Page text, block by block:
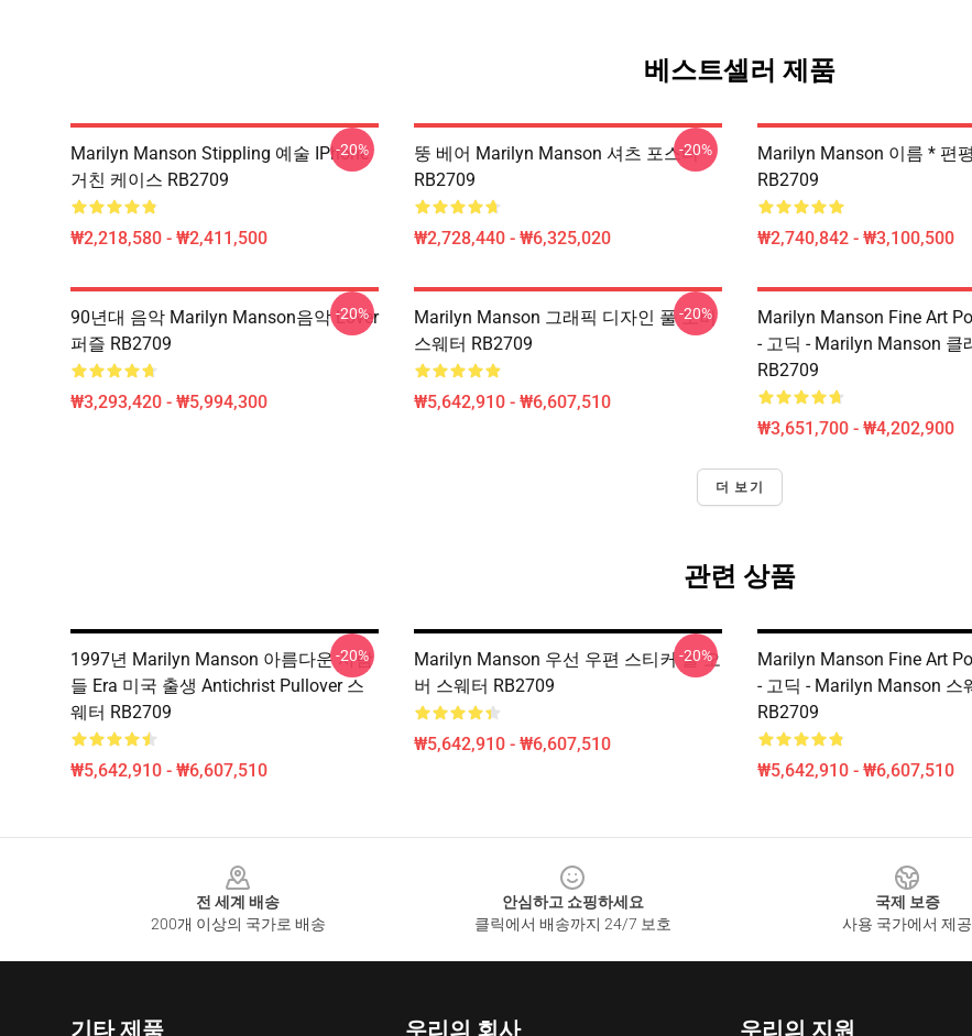
베스트셀러 제품
Marilyn Manson Stippling 예술 IPhone
거친 케이스 RB2709
₩2,218,580 - ₩2,411,500
-20%
뚱 베어 Marilyn Manson 셔츠 포스터
RB2709
₩2,728,440 - ₩6,325,020
-20%
Marilyn Manson 이름 * 편
RB2709
₩2,740,842 - ₩3,100,500
90년대 음악 Marilyn Manson음악 Lover
퍼즐 RB2709
₩3,293,420 - ₩5,994,300
-20%
Marilyn Manson 그래픽 디자인 풀 오버
스웨터 RB2709
₩5,642,910 - ₩6,607,510
-20%
Marilyn Manson Fine Art
- 고딕 - Marilyn Manson 클
RB2709
₩3,651,700 - ₩4,202,900
더 보기
관련 상품
1997년 Marilyn Manson 아름다운 사람
들 Era 미국 출생 Antichrist Pullover 스
웨터 RB2709
₩5,642,910 - ₩6,607,510
-20%
Marilyn Manson 우선 우편 스티커 풀 오
버 스웨터 RB2709
₩5,642,910 - ₩6,607,510
-20%
Marilyn Manson Fine Art
- 고딕 - Marilyn Manson 스
RB2709
₩5,642,910 - ₩6,607,510
전 세계 배송
200개 이상의 국가로 배송
안심하고 쇼핑하세요
클릭에서 배송까지 24/7 보호
국제 보증
사용 국가에서 제공
기타 제품 우리의 회사 우리의 지원